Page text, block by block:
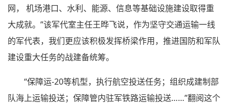
网， 机场港口、水利、能源、信息等基础设施建设取得重
大成就。”该军代室主任王晔飞说，作为坚守交通运输一线
的军代表，我们更应该积极发挥桥梁作用，推进国防和军队
建设重大任务的战建备统筹。
“保障运-20等机型，执行航空投送任务；组织成建制部
队海上运输投送；保障管内驻军铁路运输投送……”翻阅这个